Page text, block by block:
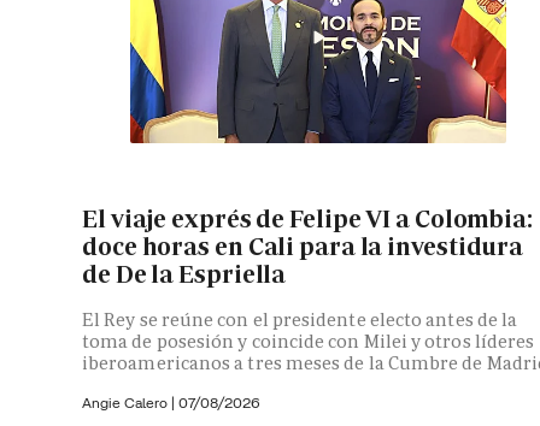
El viaje exprés de Felipe VI a Colombia:
doce horas en Cali para la investidura
de De la Espriella
El Rey se reúne con el presidente electo antes de la
toma de posesión y coincide con Milei y otros líderes
iberoamericanos a tres meses de la Cumbre de
Angie Calero | 07/08/2026